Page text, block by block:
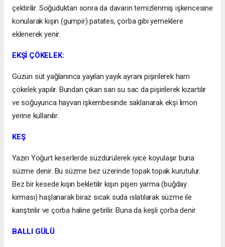
çektirilir. Soğuduktan sonra da davarın temizlenmiş işkencesine
konularak kışın (gumpir) patates, çorba gibi yemeklere
eklenerek yenir.
EKŞİ ÇÖKELEK:
Güzün süt yağlanınca yayılan yayık ayranı pişirilerek ham
çökelek yapılır. Bundan çıkan sarı su sac da pişirilerek kızartılır
ve soğuyunca hayvan işkembesinde saklanarak ekşi limon
yerine kullanılır.
KEŞ
Yazın Yoğurt keserlerde süzdürülerek iyice koyulaşır buna
süzme denir. Bu süzme bez üzerinde topak topak kurutulur.
Bez bir kesede kışın bekletilir kışın pişen yarma (buğday
kırması) haşlanarak biraz sıcak suda ıslatılarak süzme ile
karıştırılır ve çorba haline getirilir. Buna da keşli çorba denir
BALLI GÜLÜ